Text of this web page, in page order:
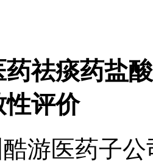
祛痰药盐酸
性评价
州酷游医药